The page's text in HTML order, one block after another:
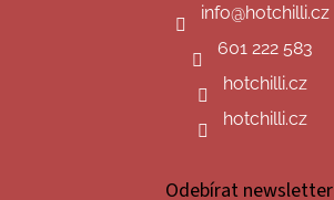
info@hotchilli.cz
601 222 583
hotchilli.cz
hotchilli.cz
Odebírat newsletter